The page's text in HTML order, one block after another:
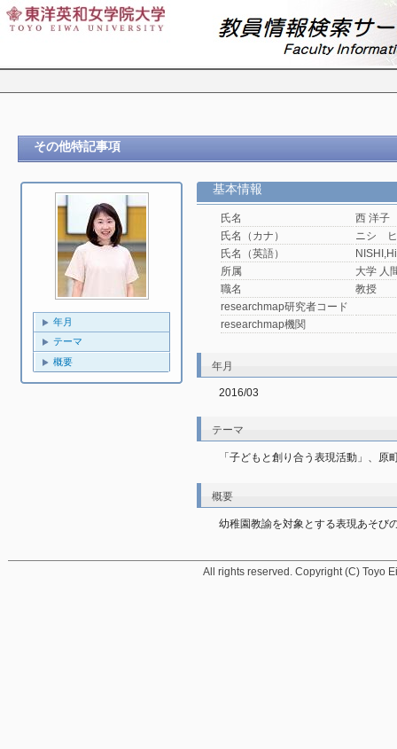
その他特記事項
年月
テーマ
概要
基本情報
氏名
西 洋子
氏名（カナ）
ニシ
氏名（英語）
所属
大学 人
職名
教授
researchmap研究者コード
researchmap機関
年月
2016/03
テーマ
「子どもと創り合う表現活動」、原
概要
幼稚園教諭を対象とする表現あそび